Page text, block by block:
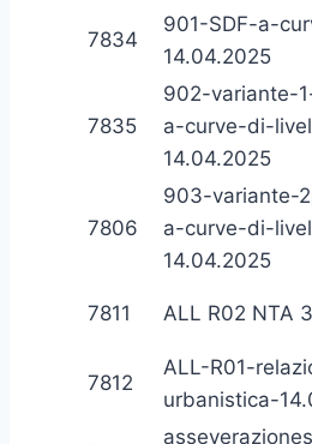
7834
901-SDF-a-
14.04.2025
7835
902-variante-
a-curve-di-
14.04.2025
7806
903-variante-
a-curve-di-
14.04.2025
7811 ALL R02 NTA
7812
ALL-R01-
urbanistica-